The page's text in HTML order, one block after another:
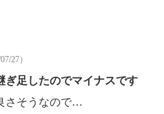
27）
ぎ足したのでマイナスです
さそうなので…